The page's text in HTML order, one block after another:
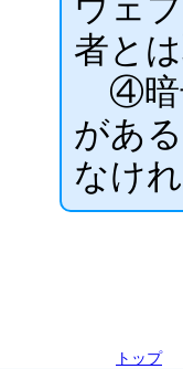
者と
④暗
があ
なけ
トップ